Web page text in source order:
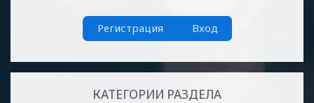
Регистрация Вход
КАТЕГОРИИ РАЗДЕЛА